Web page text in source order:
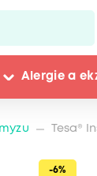
Alergie a
Tesa®
-6%